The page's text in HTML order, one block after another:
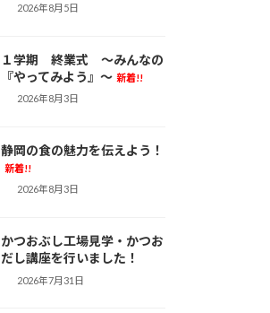
2026年8月5日
１学期 終業式 ～みんなの
『やってみよう』～ 新着!!
2026年8月3日
静岡の食の魅力を伝えよう！
新着!!
2026年8月3日
かつおぶし工場見学・かつお
だし講座を行いました！
2026年7月31日